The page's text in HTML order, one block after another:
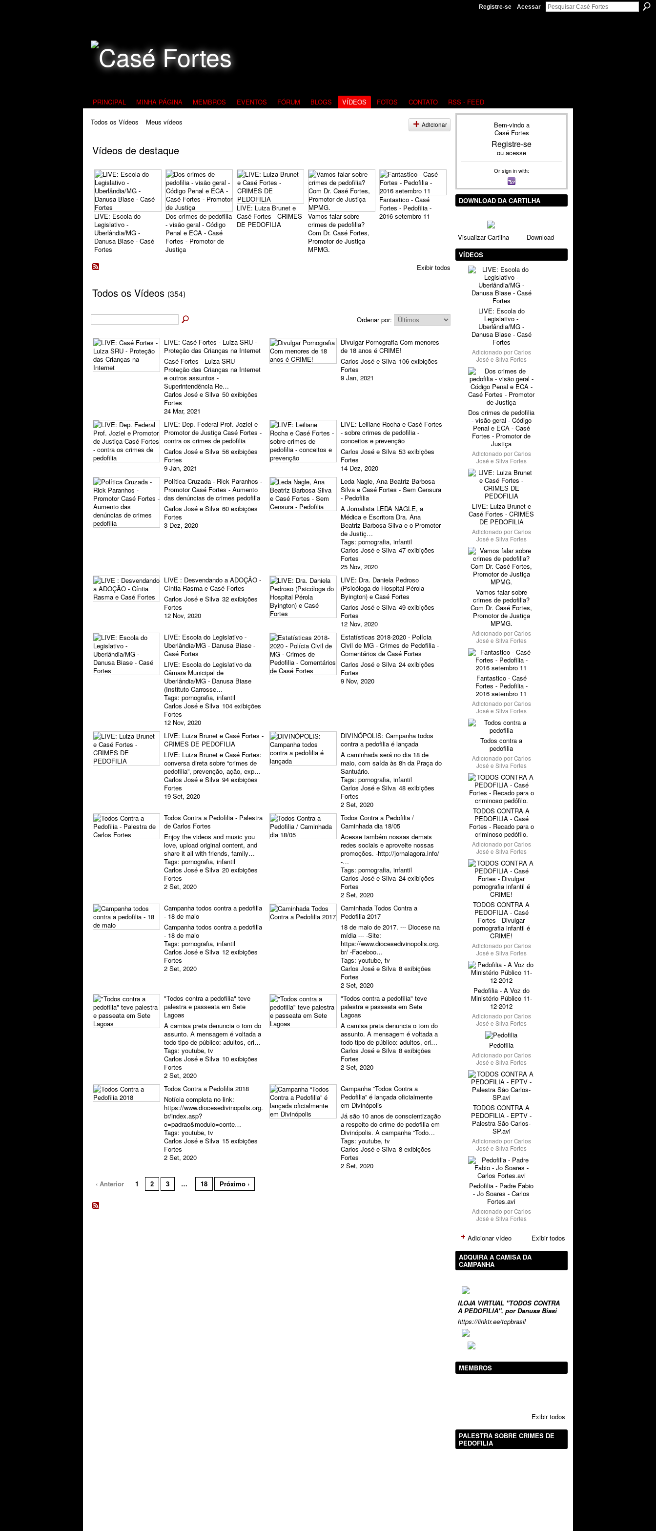
Registre-se Acessar
PRINCIPAL MINHA PÁGINA MEMBROS EVENTOS FÓRUM BLOGS VÍDEOS FOTOS CONTATO RSS - FEED
Todos os Vídeos Meus vídeos Adicionar
Vídeos de destaque
LIVE: Escola do
Legislativo -
Uberlândia/MG -
Danusa Biase - Casé
Fortes
Dos crimes de pedofilia
- visão geral - Código
Penal e ECA - Casé
Fortes - Promotor de
Justiça
LIVE: Luiza Brunet e
Casé Fortes - CRIMES
DE PEDOFILIA
Vamos falar sobre
crimes de pedofilia?
Com Dr. Casé Fortes,
Promotor de Justiça
MPMG.
Fantastico - Casé
Fortes - Pedofilia -
2016 setembro 11
Exibir todos
Todos os Vídeos (354)
Ordenar por:
LIVE: Casé Fortes - Luiza SRU -
Proteção das Crianças na Internet
Casé Fortes - Luiza SRU -
Proteção das Crianças na Internet
e outros assuntos -
Superintendência Re…
Carlos José e Silva
Fortes
24 Mar, 2021
50 exibições
Divulgar Pornografia Com menores
de 18 anos é CRIME!
Carlos José e Silva
Fortes
9 Jan, 2021
106 exibições
LIVE: Dep. Federal Prof. Joziel e
Promotor de Justiça Casé Fortes -
contra os crimes de pedofilia
Carlos José e Silva
Fortes
9 Jan, 2021
56 exibições
LIVE: Leiliane Rocha e Casé Fortes
- sobre crimes de pedofilia -
conceitos e prevenção
Carlos José e Silva
Fortes
14 Dez, 2020
53 exibições
Política Cruzada - Rick Paranhos -
Promotor Casé Fortes - Aumento
das denúncias de crimes pedofilia
Carlos José e Silva
Fortes
3 Dez, 2020
60 exibições
Leda Nagle, Ana Beatriz Barbosa
Silva e Casé Fortes - Sem Censura
- Pedofilia
A Jornalista LEDA NAGLE, a
Médica e Escritora Dra. Ana
Beatriz Barbosa Silva e o Promotor
de Justiç…
Tags: pornografia, infantil
Carlos José e Silva
Fortes
25 Nov, 2020
47 exibições
LIVE : Desvendando a ADOÇÃO -
Cíntia Rasma e Casé Fortes
Carlos José e Silva
Fortes
12 Nov, 2020
32 exibições
LIVE: Dra. Daniela Pedroso
(Psicóloga do Hospital Pérola
Byington) e Casé Fortes
Carlos José e Silva
Fortes
12 Nov, 2020
49 exibições
LIVE: Escola do Legislativo -
Uberlândia/MG - Danusa Biase -
Casé Fortes
LIVE: Escola do Legislativo da
Câmara Municipal de
Uberlândia/MG - Danusa Biase
(Instituto Carrosse…
Tags: pornografia, infantil
Carlos José e Silva
Fortes
12 Nov, 2020
104 exibições
Estatísticas 2018-2020 - Polícia
Civil de MG - Crimes de Pedofilia -
Comentários de Casé Fortes
Carlos José e Silva
Fortes
9 Nov, 2020
24 exibições
LIVE: Luiza Brunet e Casé Fortes -
CRIMES DE PEDOFILIA
LIVE: Luiza Brunet e Casé Fortes:
conversa direta sobre “crimes de
pedofilia”, prevenção, ação, exp…
Carlos José e Silva
Fortes
19 Set, 2020
94 exibições
DIVINÓPOLIS: Campanha todos
contra a pedofilia é lançada
A caminhada será no dia 18 de
maio, com saída às 8h da Praça do
Santuário.
Tags: pornografia, infantil
Carlos José e Silva
Fortes
2 Set, 2020
48 exibições
Todos Contra a Pedofilia - Palestra
de Carlos Fortes
Enjoy the videos and music you
love, upload original content, and
share it all with friends, family…
Tags: pornografia, infantil
Carlos José e Silva
Fortes
2 Set, 2020
20 exibições
Todos Contra a Pedofilia /
Caminhada dia 18/05
Acesse também nossas demais
redes sociais e aproveite nossas
promoções. -http://jornalagora.info/
-…
Tags: pornografia, infantil
Carlos José e Silva
Fortes
2 Set, 2020
24 exibições
Campanha todos contra a pedofilia
- 18 de maio
Campanha todos contra a pedofilia
- 18 de maio
Tags: pornografia, infantil
Carlos José e Silva
Fortes
2 Set, 2020
12 exibições
Caminhada Todos Contra a
Pedofilia 2017
18 de maio de 2017. --- Diocese na
mídia --- -Site:
https://www.diocesedivinopolis.org.
br/ -Faceboo…
Tags: youtube, tv
Carlos José e Silva
Fortes
2 Set, 2020
8 exibições
"Todos contra a pedofilia" teve
palestra e passeata em Sete
Lagoas
A camisa preta denuncia o tom do
assunto. A mensagem é voltada a
todo tipo de público: adultos, cri…
Tags: youtube, tv
Carlos José e Silva
Fortes
2 Set, 2020
10 exibições
"Todos contra a pedofilia" teve
palestra e passeata em Sete
Lagoas
A camisa preta denuncia o tom do
assunto. A mensagem é voltada a
todo tipo de público: adultos, cri…
Carlos José e Silva
Fortes
2 Set, 2020
8 exibições
Todos Contra a Pedofilia 2018
Notícia completa no link:
https://www.diocesedivinopolis.org.
br/index.asp?
c=padrao&modulo=conte…
Tags: youtube, tv
Carlos José e Silva
Fortes
2 Set, 2020
15 exibições
Campanha “Todos Contra a
Pedofilia” é lançada oficialmente
em Divinópolis
Já são 10 anos de conscientização
a respeito do crime de pedofilia em
Divinópolis. A campanha “Todo…
Tags: youtube, tv
Carlos José e Silva
Fortes
2 Set, 2020
8 exibições
‹ Anterior 1 2 3 … 18 Próximo ›
Bem-vindo a
Casé Fortes
Registre-se
ou acesse
Or sign in with:
DOWNLOAD DA CARTILHA
Visualizar Cartilha - Download
VÍDEOS
LIVE: Escola do
Legislativo -
Uberlândia/MG -
Danusa Biase - Casé
Fortes
Adicionado porCarlos
José e Silva Fortes
Dos crimes de pedofilia
- visão geral - Código
Penal e ECA - Casé
Fortes - Promotor de
Justiça
Adicionado porCarlos
José e Silva Fortes
LIVE: Luiza Brunet e
Casé Fortes - CRIMES
DE PEDOFILIA
Adicionado porCarlos
José e Silva Fortes
Vamos falar sobre
crimes de pedofilia?
Com Dr. Casé Fortes,
Promotor de Justiça
MPMG.
Adicionado porCarlos
José e Silva Fortes
Fantastico - Casé
Fortes - Pedofilia -
2016 setembro 11
Adicionado porCarlos
José e Silva Fortes
Todos contra a
pedofilia
Adicionado porCarlos
José e Silva Fortes
TODOS CONTRA A
PEDOFILIA - Casé
Fortes - Recado para o
criminoso pedófilo.
Adicionado porCarlos
José e Silva Fortes
TODOS CONTRA A
PEDOFILIA - Casé
Fortes - Divulgar
pornografia infantil é
CRIME!
Adicionado porCarlos
José e Silva Fortes
Pedofilia - A Voz do
Ministério Público 11-
12-2012
Adicionado porCarlos
José e Silva Fortes
Pedofilia
Adicionado porCarlos
José e Silva Fortes
TODOS CONTRA A
PEDOFILIA - EPTV -
Palestra São Carlos-
SP.avi
Adicionado porCarlos
José e Silva Fortes
Pedofilia - Padre Fabio
- Jo Soares - Carlos
Fortes.avi
Adicionado porCarlos
José e Silva Fortes
Adicionar vídeo Exibir todos
ADQUIRA A CAMISA DA
CAMPANHA
ILOJA VIRTUAL "TODOS CONTRA
A PEDOFILIA", por Danusa Biasi
https://linktr.ee/tcpbrasil
MEMBROS
Exibir todos
PALESTRA SOBRE CRIMES DE
PEDOFILIA